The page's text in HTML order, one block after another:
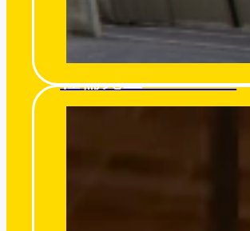
杜倫先生 Mr. Turon